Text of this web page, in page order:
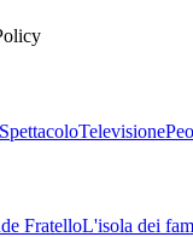
SpettacoloTelevisione
FratelloL'isola dei